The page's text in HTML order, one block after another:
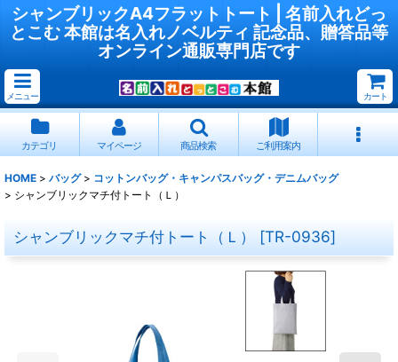
シャンブリックA4フラットトート | 名前入れどっ
とこむ 本館は名入れノベルティ 記念品、贈答品等
オンライン通販専門店です
メニュー カート
カテゴリ マイページ 商品検索 ご利用案内
HOME > バッグ > コットンバッグ・キャンパスバッグ・デニムバッグ
> シャンブリックマチ付トート（Ｌ）
シャンブリックマチ付トート（Ｌ） [TR-0936]